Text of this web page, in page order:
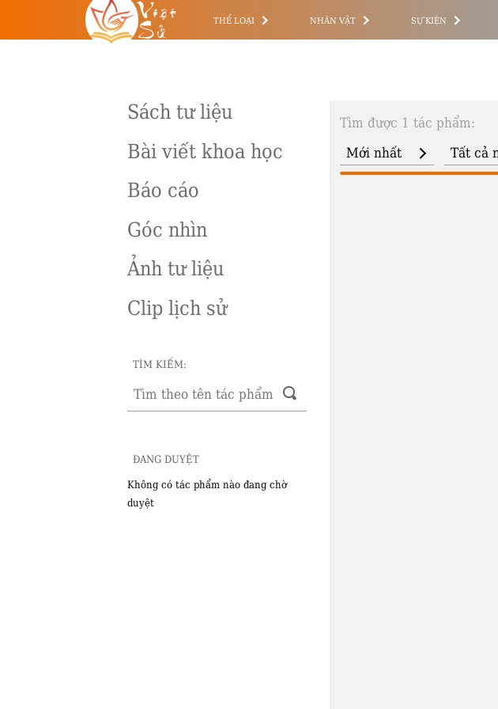
Việt
Sử THỂ LOẠI NHÂN VẬT SỰ KIỆN
Sách tư liệu
Bài viết khoa học
Báo cáo
Góc nhìn
Ảnh tư liệu
Clip lịch sử
TÌM KIẾM:
ĐANG DUYỆT
Không có tác phẩm nào đang chờ
duyệt
Tìm được 1 tác phẩm: